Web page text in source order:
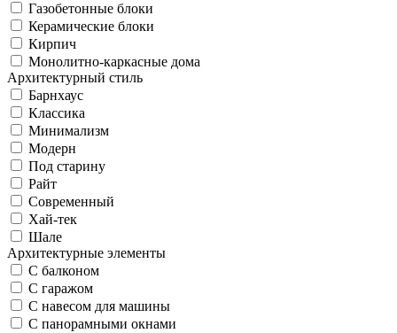
Газобетонные блоки
Керамические блоки
Кирпич
Монолитно-каркасные дома
Архитектурный стиль
Барнхаус
Классика
Минимализм
Модерн
Под старину
Райт
Современный
Хай-тек
Шале
Архитектурные элементы
С балконом
С гаражом
С навесом для машины
С панорамными окнами